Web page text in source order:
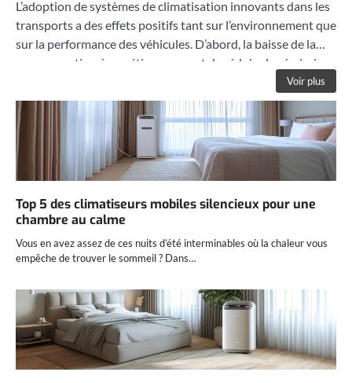
L’adoption de systèmes de climatisation innovants dans les
transports a des effets positifs tant sur l’environnement que
sur la performance des véhicules. D’abord, la baisse de la
consommation énergétique permet de réduire les émissions
de CO₂. Ensuite, ces solutions offrent de meilleures
performances en termes de refroidissement, même lors de
fortes chaleurs. Néanmoins, il reste essentiel de bien choisir
son appareil pour profiter d’un confort optimal sans
alourdir la facture énergétique. Finalement, ces choix
responsables favorisent la transition vers une mobilité plus
propre, tout en assurant le bien-être des passagers lors de
chaque trajet.
Voir plus
Top 5 des climatiseurs mobiles silencieux pour une
chambre au calme
Vous en avez assez de ces nuits d’été interminables où la chaleur vous
empêche de trouver le sommeil ? Dans…